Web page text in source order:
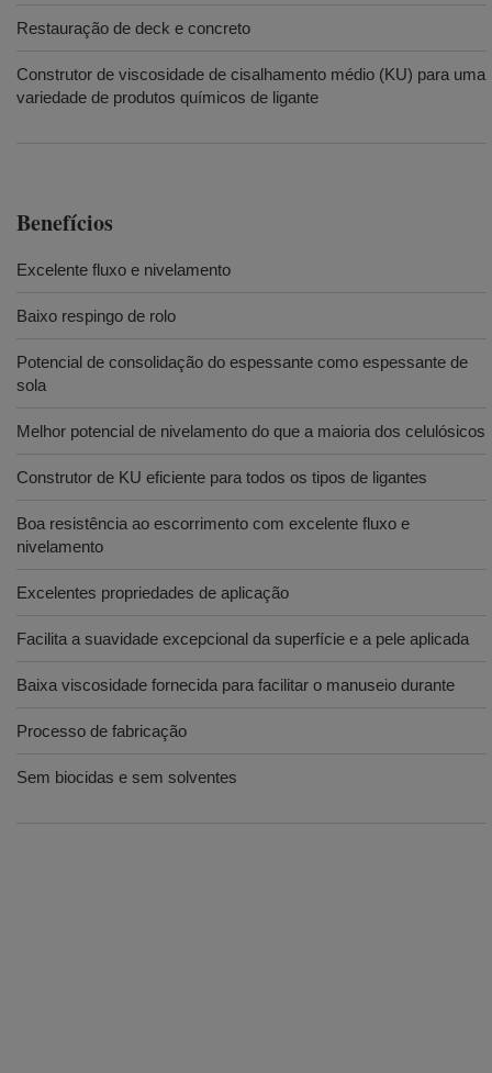
Restauração de deck e concreto
Construtor de viscosidade de cisalhamento médio (KU) para uma
variedade de produtos químicos de ligante
Benefícios
Excelente fluxo e nivelamento
Baixo respingo de rolo
Potencial de consolidação do espessante como espessante de
sola
Melhor potencial de nivelamento do que a maioria dos celulósicos
Construtor de KU eficiente para todos os tipos de ligantes
Boa resistência ao escorrimento com excelente fluxo e
nivelamento
Excelentes propriedades de aplicação
Facilita a suavidade excepcional da superfície e a pele aplicada
Baixa viscosidade fornecida para facilitar o manuseio durante
Processo de fabricação
Sem biocidas e sem solventes